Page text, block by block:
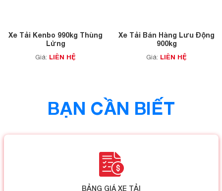
Xe Tải Kenbo 990kg Thùng
Lửng
Giá: LIÊN HỆ
Xe Tải Bán Hàng Lưu Động
900kg
Giá: LIÊN HỆ
BẠN CẦN BIẾT
BẢNG GIÁ XE TẢI